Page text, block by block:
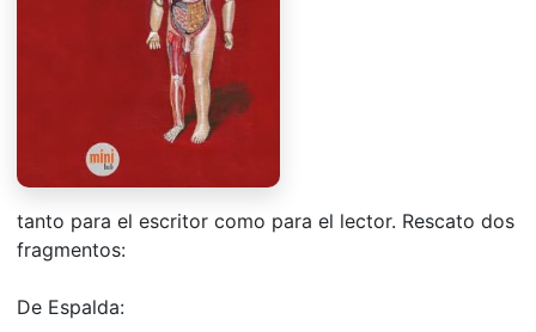
tanto para el escritor como para el lector. Rescato dos
fragmentos:
De Espalda: